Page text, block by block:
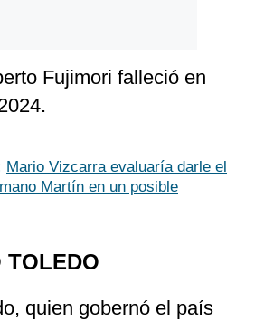
Fujimori falleció en
Mario Vizcarra evaluaría darle el
Martín en un posible
TOLEDO
quien gobernó el país